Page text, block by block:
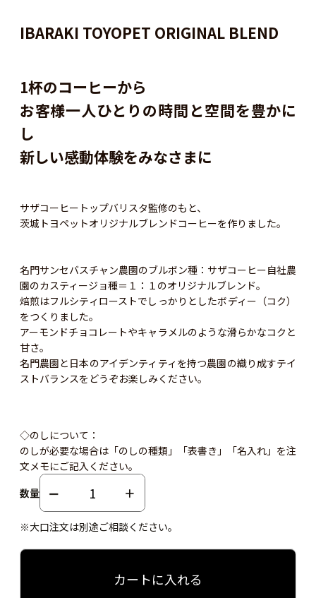
IBARAKI TOYOPET ORIGINAL BLEND
1杯のコーヒーから
お客様一人ひとりの時間と空間を豊かに
し
新しい感動体験をみなさまに
サザコーヒートップバリスタ監修のもと、
茨城トヨペットオリジナルブレンドコーヒーを作りました。
名門サンセバスチャン農園のブルボン種：サザコーヒー自社農
園のカスティージョ種＝１：１のオリジナルブレンド。
焙煎はフルシティローストでしっかりとしたボディー（コク）
をつくりました。
アーモンドチョコレートやキャラメルのような滑らかなコクと
甘さ。
名門農園と日本のアイデンティティを持つ農園の織り成すテイ
ストバランスをどうぞお楽しみください。
◇のしについて：
のしが必要な場合は「のしの種類」「表書き」「名入れ」を注
文メモにご記入ください。
数量
※大口注文は別途ご相談ください。
カートに入れる